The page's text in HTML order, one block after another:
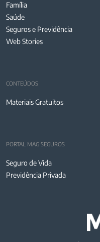
Família
Saúde
Seguros e Previdência
Web Stories
CONTEÚDOS
Materiais Gratuitos
PORTAL MAG SEGUROS
Seguro de Vida
Previdência Privada